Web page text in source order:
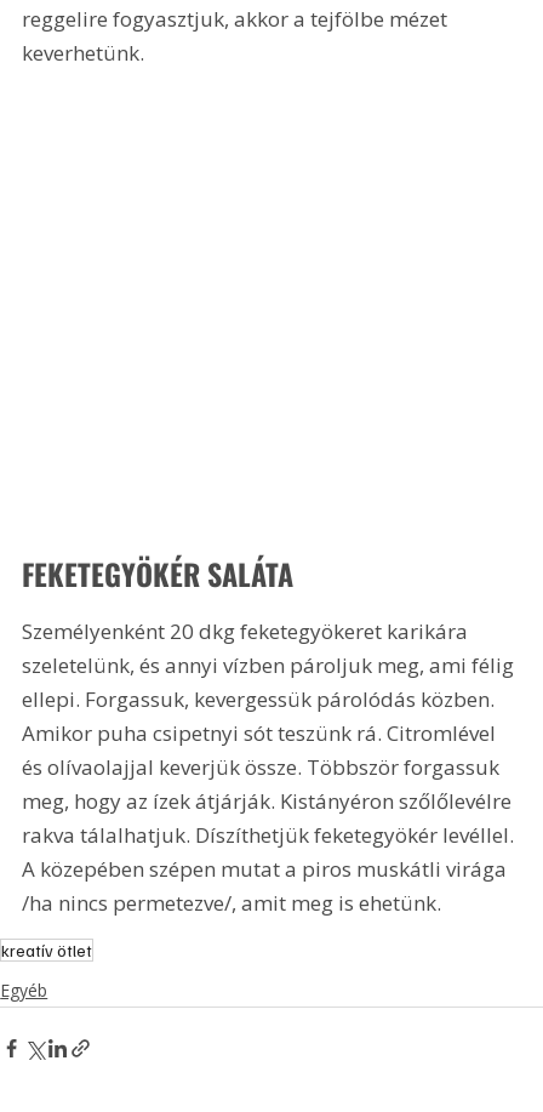
reggelire fogyasztjuk, akkor a tejfölbe mézet
keverhetünk.
FEKETEGYÖKÉR SALÁTA
Személyenként 20 dkg feketegyökeret karikára
szeletelünk, és annyi vízben pároljuk meg, ami félig
ellepi. Forgassuk, kevergessük párolódás közben.
Amikor puha csipetnyi sót teszünk rá. Citromlével
és olívaolajjal keverjük össze. Többször forgassuk
meg, hogy az ízek átjárják. Kistányéron szőlőlevélre
rakva tálalhatjuk. Díszíthetjük feketegyökér levéllel.
A közepében szépen mutat a piros muskátli virága
/ha nincs permetezve/, amit meg is ehetünk.
kreatív ötlet
Egyéb